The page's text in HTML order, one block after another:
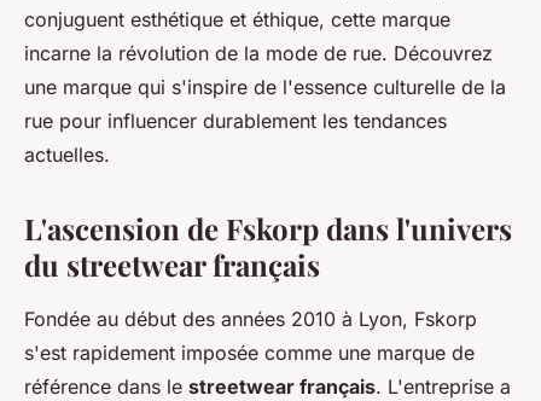
Alice•13 mai 2024•3 min de lecture
conjuguent esthétique et éthique, cette marque
incarne la révolution de la mode de rue. Découvrez
une marque qui s'inspire de l'essence culturelle de la
rue pour influencer durablement les tendances
actuelles.
L'ascension de Fskorp dans l'univers
du streetwear français
Fondée au début des années 2010 à Lyon, Fskorp
s'est rapidement imposée comme une marque de
référence dans le streetwear français. L'entreprise a